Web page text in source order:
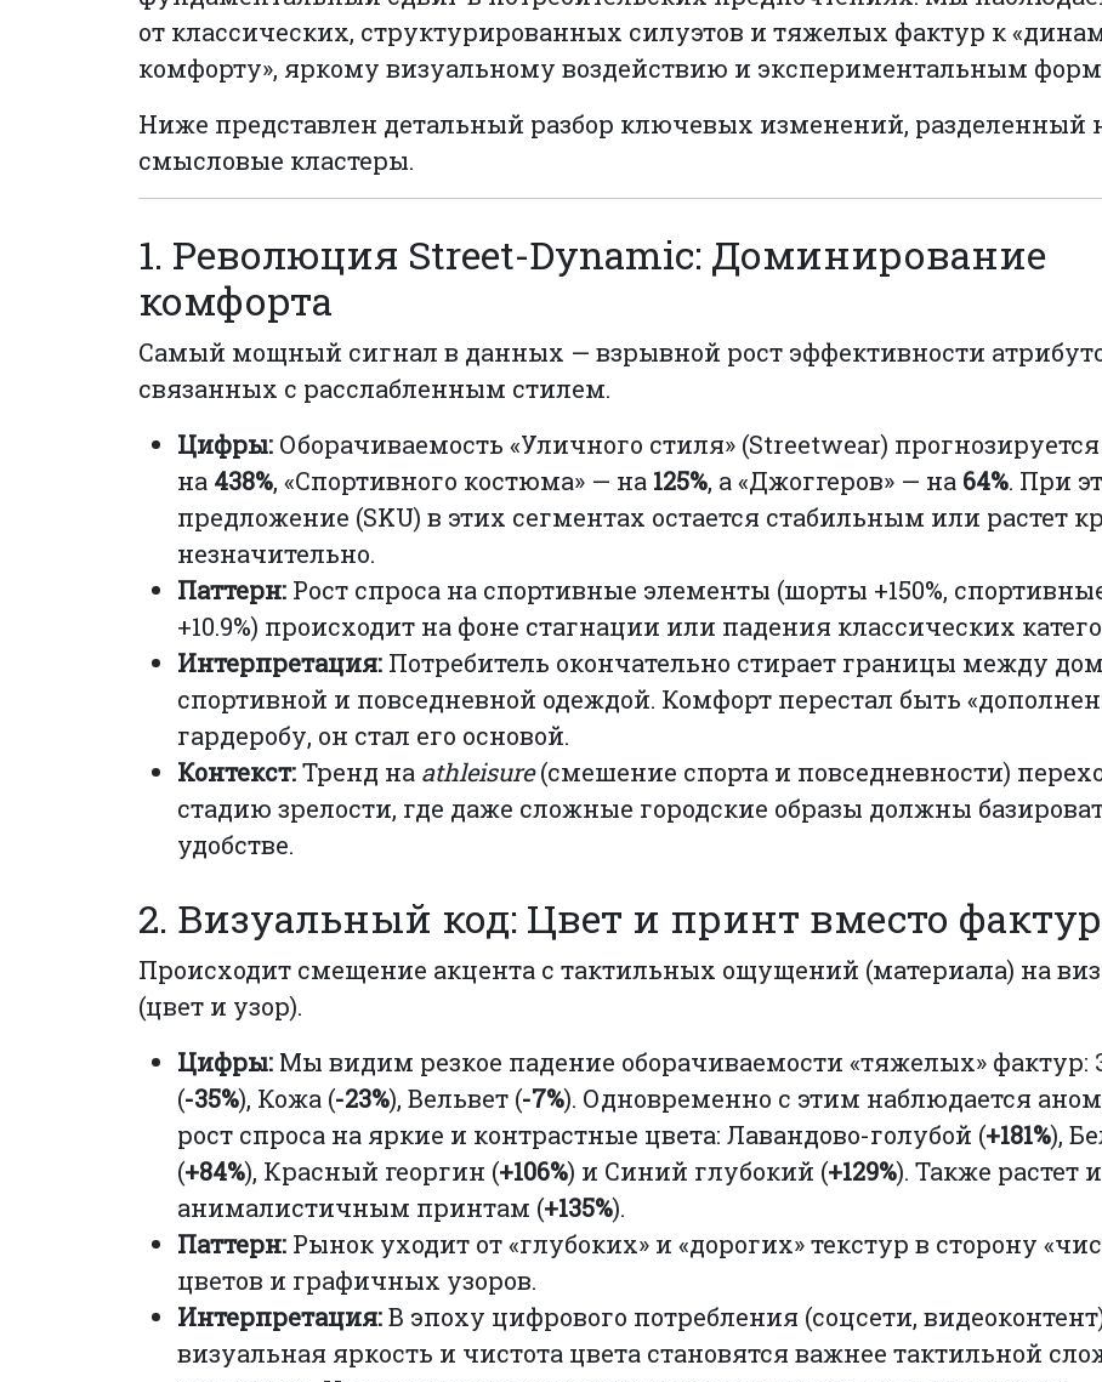
от классических, структурированных силуэтов и тяжелых фактур к
комфорту», яркому визуальному воздействию и экспериментальным
Ниже представлен детальный разбор ключевых изменений, разделенный
смысловые кластеры.
1. Революция Street-Dynamic: Доминирование
комфорта
Самый мощный сигнал в данных — взрывной рост эффективности
связанных с расслабленным стилем.
Цифры: Оборачиваемость «Уличного стиля» (Streetwear)
на 438%, «Спортивного костюма» — на 125%, а «Джоггеров» — на 64%. При
предложение (SKU) в этих сегментах остается стабильным или растет
незначительно.
Паттерн: Рост спроса на спортивные элементы (шорты +150%,
+10.9%) происходит на фоне стагнации или падения классических
Интерпретация: Потребитель окончательно стирает границы между
спортивной и повседневной одеждой. Комфорт перестал быть
гардеробу, он стал его основой.
Контекст:Тренд на athleisure(смешение спорта и повседневности)
стадию зрелости, где даже сложные городские образы должны
удобстве.
2. Визуальный код: Цвет и принт вместо
Происходит смещение акцента с тактильных ощущений (материала) на
(цвет и узор).
Цифры: Мы видим резкое падение оборачиваемости «тяжелых» фактур:
(-35%), Кожа (-23%), Вельвет (-7%). Одновременно с этим наблюдается
рост спроса на яркие и контрастные цвета: Лавандово-голубой (+181%),
(+84%), Красный георгин (+106%) и Синий глубокий (+129%). Также растет
анималистичным принтам (+135%).
Паттерн: Рынок уходит от «глубоких» и «дорогих» текстур в сторону
цветов и графичных узоров.
Интерпретация:В эпоху цифрового потребления (соцсети,
визуальная яркость и чистота цвета становятся важнее тактильной